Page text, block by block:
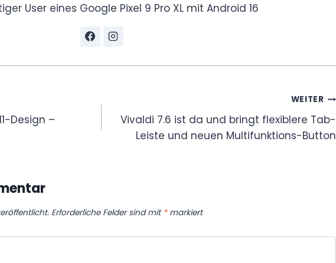
User eines Google Pixel 9 Pro XL mit Android 16
Design –
WEITER
Vivaldi 7.6 ist da und bringt flexiblere Tab-
Leiste und neuen Multifunktions-Button
Erforderliche Felder sind mit *markiert